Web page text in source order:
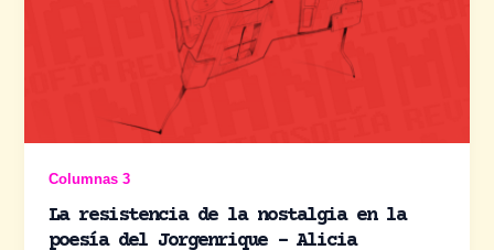
Columnas 3
La resistencia de la nostalgia en la
poesía del Jorgenrique – Alicia